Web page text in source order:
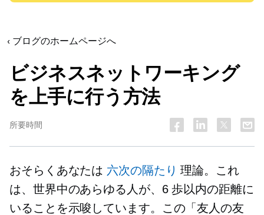
‹ ブログのホームページへ
ビジネスネットワーキング
を上手に行う方法
所要時間
おそらくあなたは 六次の隔たり 理論。これ
は、世界中のあらゆる人が、6 歩以内の距離に
いることを示唆しています。この「友人の友